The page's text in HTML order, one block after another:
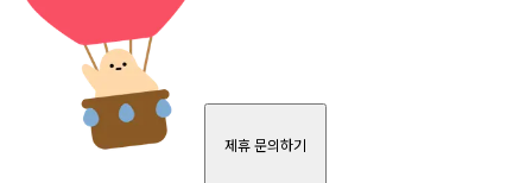
제휴 문의하기